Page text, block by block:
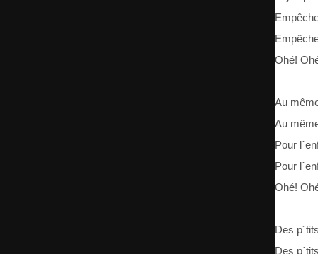
Ohé!
Au
Au
Pour
Pour
Ohé!
Des
Des